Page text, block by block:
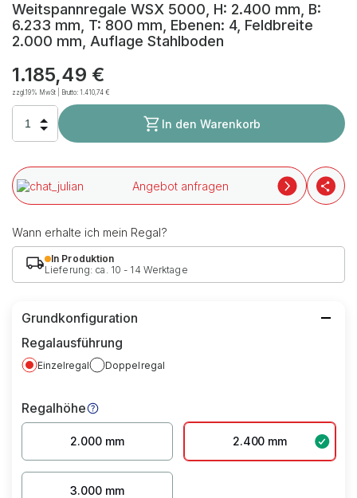
Weitspannregale WSX 5000, H: 2.400 mm, B:
6.233 mm, T: 800 mm, Ebenen: 4, Feldbreite
2.000 mm, Auflage Stahlboden
1.185,49 €
zzgl.19% MwSt | Brutto:1.410,74 €
In den Warenkorb
Angebot anfragen
Wann erhalte ich mein Regal?
In Produktion
Lieferung: ca. 10 - 14 Werktage
Grundkonfiguration
Regalausführung
Einzelregal Doppelregal
Regalhöhe
2.000 mm 2.400 mm
3.000 mm